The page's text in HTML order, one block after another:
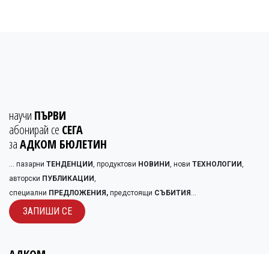
научи ПЪРВИ
абонирай се СЕГА
заАДКОМ БЮЛЕТИН
... пазарни ТЕНДЕНЦИИ, продуктови НОВИНИ, нови ТЕХНОЛОГИИ,
авторски ПУБЛИКАЦИИ,
специални ПРЕДЛОЖЕНИЯ, предстоящи СЪБИТИЯ ...
ЗАПИШИ С​​Е